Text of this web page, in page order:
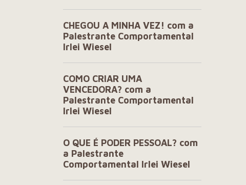
CHEGOU A MINHA VEZ! com a
Palestrante Comportamental
Irlei Wiesel
COMO CRIAR UMA
VENCEDORA? com a
Palestrante Comportamental
Irlei Wiesel
O QUE É PODER PESSOAL? com
a Palestrante
Comportamental Irlei Wiesel